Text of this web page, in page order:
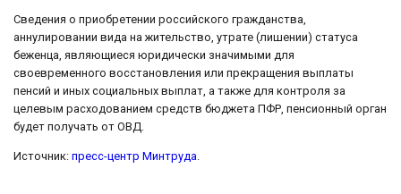
Сведения о приобретении российского гражданства,
аннулировании вида на жительство, утрате (лишении) статуса
беженца, являющиеся юридически значимыми для
своевременного восстановления или прекращения выплаты
пенсий и иных социальных выплат, а также для контроля за
целевым расходованием средств бюджета ПФР, пенсионный орган
будет получать от ОВД.
Источник: пресс-центр Минтруда